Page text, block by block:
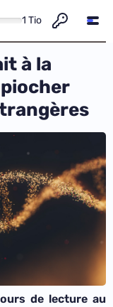
1 Tio
à la
de lecture au